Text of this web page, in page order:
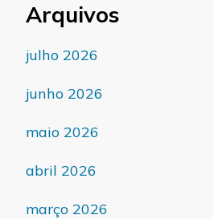
Arquivos
julho 2026
junho 2026
maio 2026
abril 2026
março 2026